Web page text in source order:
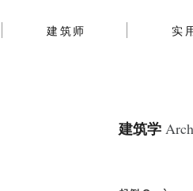
建筑师 实
建筑学